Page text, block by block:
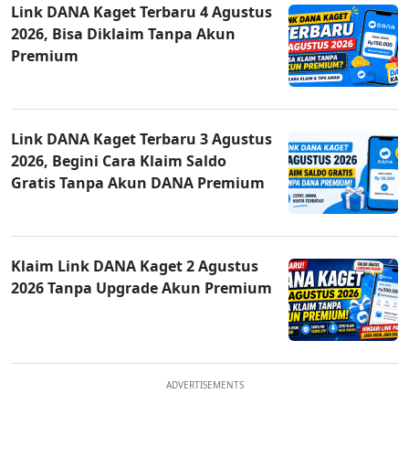
Link DANA Kaget Terbaru 4 Agustus
2026, Bisa Diklaim Tanpa Akun
Premium
Link DANA Kaget Terbaru 3 Agustus
2026, Begini Cara Klaim Saldo
Gratis Tanpa Akun DANA Premium
Klaim Link DANA Kaget 2 Agustus
2026 Tanpa Upgrade Akun Premium
ADVERTISEMENTS